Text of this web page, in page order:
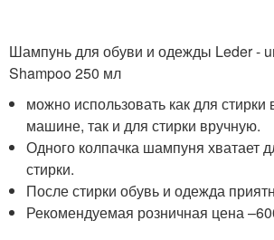
Шампунь для обуви и одежды Leder -
Shampoo 250 мл
можно использовать как для стирки
машине, так и для стирки вручную.
Одного колпачка шампуня хватает
стирки.
После стирки обувь и одежда
Рекомендуемая розничная цена